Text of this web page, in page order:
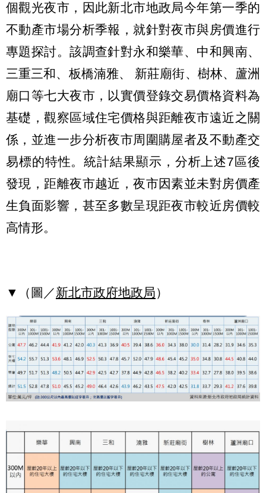
個觀光夜市，因此新北市地政局今年第一季的
不動產市場分析季報，就針對夜市與房價進行
專題探討。該調查針對永和樂華、中和興南、
三重三和、板橋湳雅、 新莊廟街、樹林、蘆洲
廟口等七大夜市，以實價登錄交易價格資料為
基礎，觀察區域住宅價格與距離夜市遠近之關
係，並進一步分析夜市周圍購屋者及不動產交
易標的特性。統計結果顯示，分析上述7區後
發現，距離夜市越近，夜市因素並未對房價產
生負面影響，甚至多數呈現距夜市較近房價較
高情形。
▼（圖／新北市政府地政局）